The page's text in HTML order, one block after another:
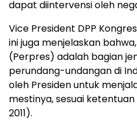
dapat diintervensi oleh
Vice President DPP
ini juga menjelaskan
(Perpres) adalah bagian
perundang-undangan di
oleh Presiden untuk
mestinya, sesuai ketentuan
2011).